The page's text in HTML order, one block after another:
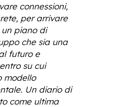
connessioni,
per arrivare
piano di
che sia una
futuro e
su cui
modello
Un diario di
come ultima